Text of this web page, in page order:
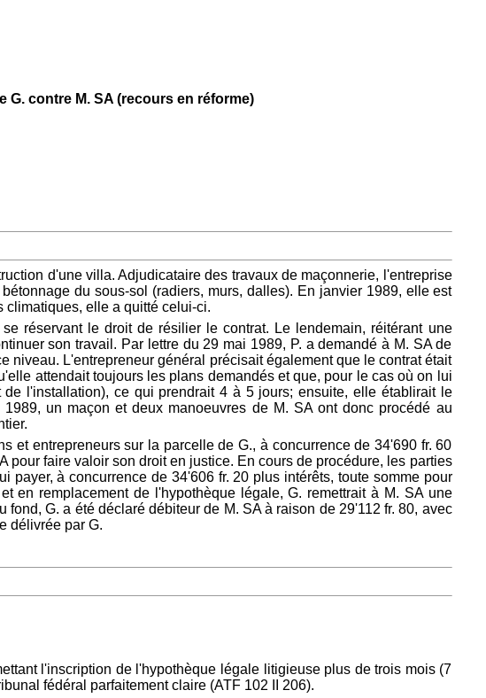
G. contre M. SA (recours en réforme)
d'une villa. Adjudicataire des travaux de maçonnerie, l'entreprise
du sous-sol (radiers, murs, dalles). En janvier 1989, elle est
climatiques, elle a quitté celui-ci.
réservant le droit de résilier le contrat. Le lendemain, réitérant une
son travail. Par lettre du 29 mai 1989, P. a demandé à M. SA de
niveau. L'entrepreneur général précisait également que le contrat était
attendait toujours les plans demandés et que, pour le cas où on lui
l'installation), ce qui prendrait 4 à 5 jours; ensuite, elle établirait le
un maçon et deux manoeuvres de M. SA ont donc procédé au
et entrepreneurs sur la parcelle de G., à concurrence de 34'690 fr. 60
faire valoir son droit en justice. En cours de procédure, les parties
à concurrence de 34'606 fr. 20 plus intérêts, toute somme pour
en remplacement de l'hypothèque légale, G. remettrait à M. SA une
G. a été déclaré débiteur de M. SA à raison de 29'112 fr. 80, avec
délivrée par G.
l'inscription de l'hypothèque légale litigieuse plus de trois mois (7
fédéral parfaitement claire (ATF 102 II 206).